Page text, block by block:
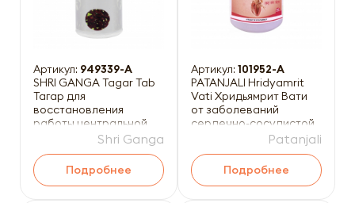
Артикул: 949339-A
SHRI GANGA Tagar Tab
Тагар для
восстановления
работы центральной
нервной системы и
Shri Ganga
Подробнее
Артикул: 101952-A
PATANJALI Hridyamrit
Vati Хридьямрит Вати
от заболеваний
сердечно-сосудистой
системы 80табPatanjali
Подробнее